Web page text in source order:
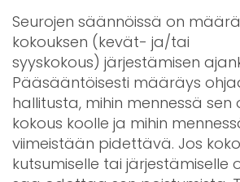
Seurojen säännöissä on
kokouksen (kevät- ja/tai
syyskokous) järjestämisen
Pääsääntöisesti määräys
hallitusta, mihin mennessä
kokous koolle ja mihin
viimeistään pidettävä. Jos
kutsumiselle tai järjestämiselle